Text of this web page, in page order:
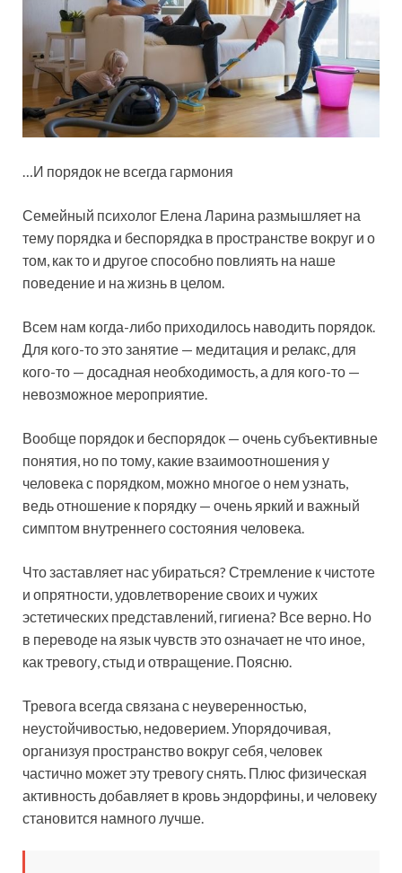
…И порядок не всегда гармония
Семейный психолог Елена Ларина размышляет на
тему порядка и беспорядка в пространстве вокруг и о
том, как то и другое способно повлиять на наше
поведение и на жизнь в целом.
Всем нам когда-либо приходилось наводить порядок.
Для кого-то этозанятие — медитация и релакс, для
кого-то — досадная необходимость, а для кого-то —
невозможное мероприятие.
Вообще порядок и беспорядок — очень субъективные
понятия, но по тому, какие взаимоотношения у
человека с порядком, можно многое о нем узнать,
ведь отношение к порядку — очень яркий и важный
симптом внутреннего состояния человека.
Что заставляет нас убираться? Стремление к чистоте
и опрятности, удовлетворение своих и чужих
эстетических представлений, гигиена? Все верно. Но
в переводе на язык чувств это означает не что иное,
как тревогу, стыд и отвращение. Поясню.
Тревога всегда связана с неуверенностью,
неустойчивостью, недоверием. Упорядочивая,
организуя пространство вокруг себя, человек
частично может эту тревогу снять. Плюс физическая
активность добавляет в кровь эндорфины, и человеку
становится намного лучше.